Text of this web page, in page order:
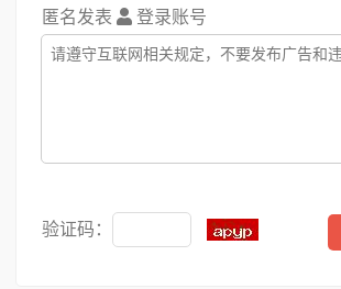
匿名发表 登录账号
验证码：